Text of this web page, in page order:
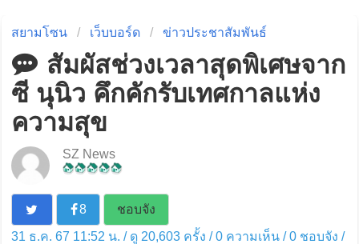
สยามโซน เว็บบอร์ด ข่าวประชาสัมพันธ์
สัมผัสช่วงเวลาสุดพิเศษจาก
ซี นุนิว คึกคักรับเทศกาลแห่ง
ความสุข
SZ News
8
ชอบจัง
31 ธ.ค. 67 11:52 น. / ดู 20,603 ครั้ง / 0 ความเห็น /0ชอบจัง /